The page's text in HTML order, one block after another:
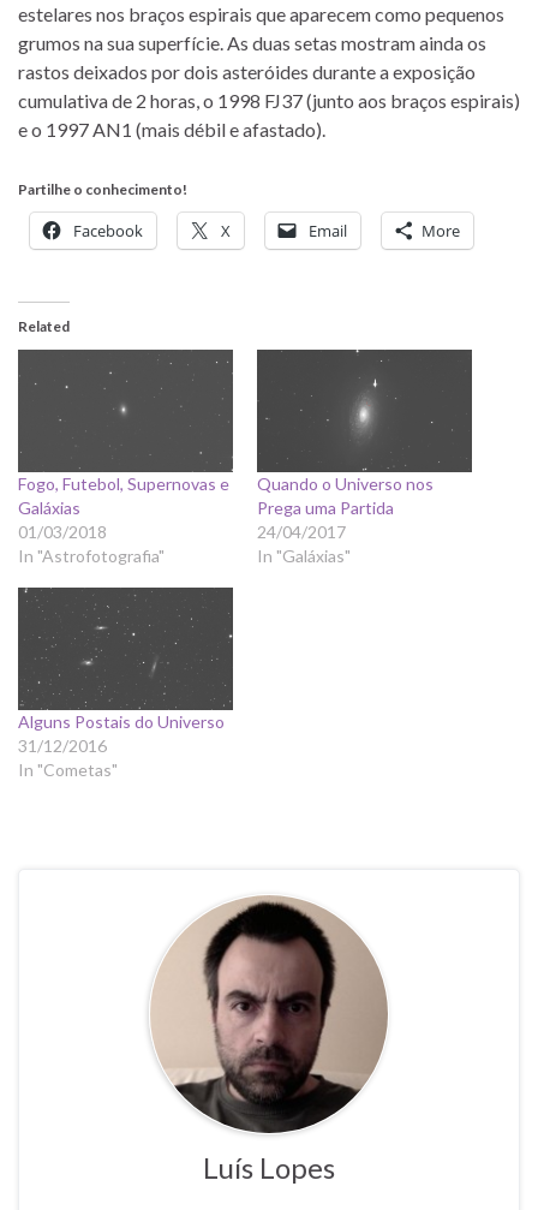
estelares nos braços espirais que aparecem como pequenos
grumos na sua superfície. As duas setas mostram ainda os
rastos deixados por dois asteróides durante a exposição
cumulativa de 2 horas, o 1998 FJ37 (junto aos braços espirais)
e o 1997 AN1 (mais débil e afastado).
Partilhe o conhecimento!
Facebook X Email More
Related
Fogo, Futebol, Supernovas e
Galáxias
01/03/2018
In "Astrofotografia"
Quando o Universo nos
Prega uma Partida
24/04/2017
In "Galáxias"
Alguns Postais do Universo
31/12/2016
In "Cometas"
Luís Lopes